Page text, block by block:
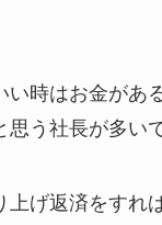
い時はお金があ
う社長が多いで
上げ返済をすれ